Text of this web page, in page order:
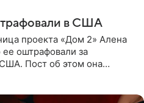
в США
проекта «Дом 2» Алена
ее оштрафовали за
Пост об этом она